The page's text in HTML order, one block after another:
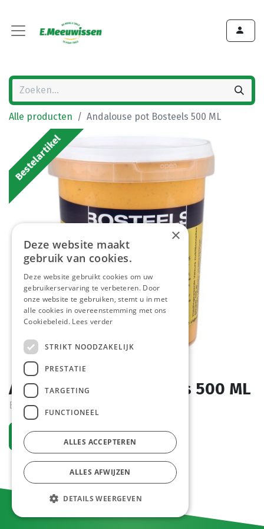
Alle producten Andalouse pot Bosteels 500 ML
Bestelartikel
Andalouse pot Bosteels 500 ML
Bestelartikel
Vraag een account aan
×
Deze website maakt
gebruik van cookies.
Deze website gebruikt cookies om uw
gebruikerservaring te verbeteren. Door
onze website te gebruiken, stemt u in met
alle cookies in overeenstemming met ons
Cookiebeleid. Lees verder
STRIKT NOODZAKELIJK
PRESTATIE
TARGETING
FUNCTIONEEL
ALLES ACCEPTEREN
ALLES AFWIJZEN
DETAILS WEERGEVEN